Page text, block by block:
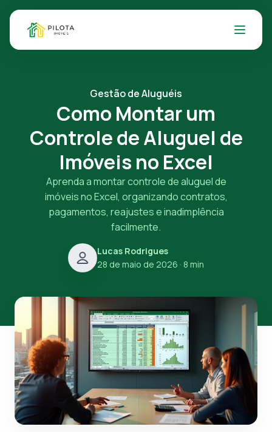
Gestão de Aluguéis
Como Montar um
Controle de Aluguel de
Imóveis no Excel
Aprenda a montar controle de aluguel de
imóveis no Excel, organizando contratos,
pagamentos, reajustes e inadimplência
facilmente.
Lucas Rodrigues
28 de maio de 2026 · 8 min